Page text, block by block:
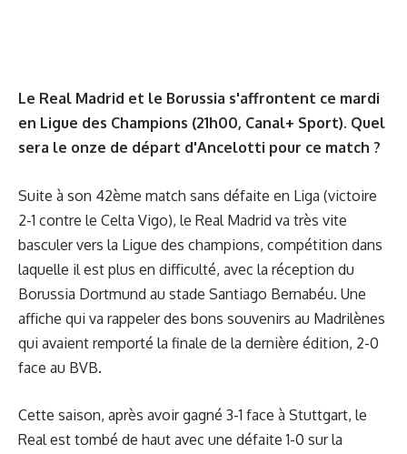
Le Real Madrid et le Borussia s'affrontent ce mardi
en Ligue des Champions (21h00, Canal+ Sport). Quel
sera le onze de départ d'Ancelotti pour ce match ?
Suite à son 42ème match sans défaite en Liga (victoire
2-1 contre le Celta Vigo), le Real Madrid va très vite
basculer vers la Ligue des champions, compétition dans
laquelle il est plus en difficulté, avec la réception du
Borussia Dortmund au stade Santiago Bernabéu. Une
affiche qui va rappeler des bons souvenirs au Madrilènes
qui avaient remporté la finale de la dernière édition, 2-0
face au BVB.
Cette saison, après avoir gagné 3-1 face à Stuttgart, le
Real est tombé de haut avec une défaite 1-0 sur la